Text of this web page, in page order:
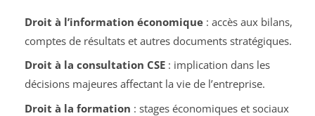
Droit à l’information économique: accès aux bilans,
comptes de résultats et autres documents stratégiques.
Droit à la consultation CSE: implication dans les
décisions majeures affectant la vie de l’entreprise.
Droit à la formation : stages économiques et sociaux